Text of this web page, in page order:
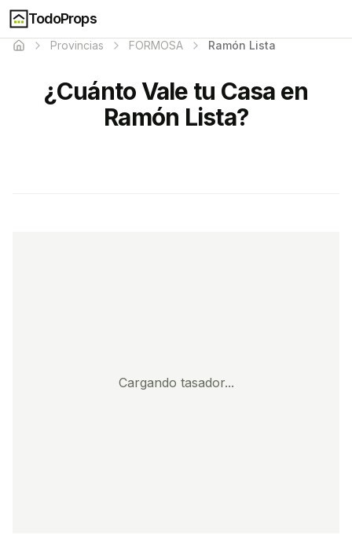
TodoProps
Provincias FORMOSA Ramón Lista
¿Cuánto Vale tu Casa en
Ramón Lista?
Cargando tasador...